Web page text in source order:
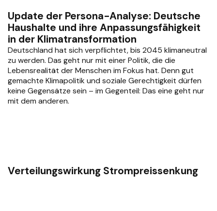
Update der Persona-Analyse: Deutsche
Haushalte und ihre Anpassungsfähigkeit
in der Klimatransformation
Deutschland hat sich verpflichtet, bis 2045 klimaneutral
zu werden. Das geht nur mit einer Politik, die die
Lebensrealität der Menschen im Fokus hat. Denn gut
gemachte Klimapolitik und soziale Gerechtigkeit dürfen
keine Gegensätze sein – im Gegenteil: Das eine geht nur
mit dem anderen.
Verteilungswirkung Strompreissenkung